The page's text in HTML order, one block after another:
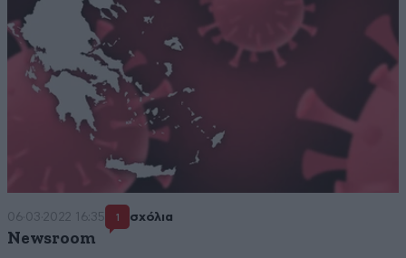
06·03·2022 16:35 1 σχόλια
Newsroom